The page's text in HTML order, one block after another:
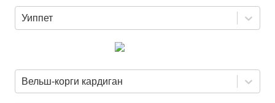
Уиппет
Вельш-корги кардиган